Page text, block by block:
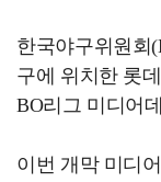
한국야구위원회
구에 위치한 롯
BO리그 미디어
이번 개막 미디